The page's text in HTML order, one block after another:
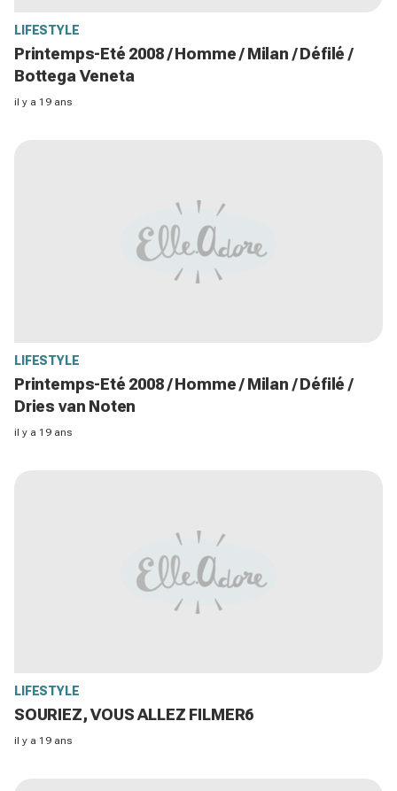
LIFESTYLE
Printemps-Eté 2008 / Homme / Milan / Défilé /
Bottega Veneta
il y a 19 ans
LIFESTYLE
Printemps-Eté 2008 / Homme / Milan / Défilé /
Dries van Noten
il y a 19 ans
LIFESTYLE
SOURIEZ, VOUS ALLEZ FILMER6
il y a 19 ans